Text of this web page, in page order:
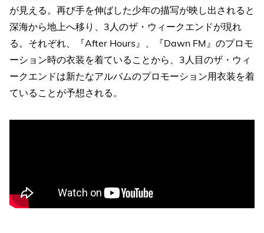
が見える。再び手を伸ばした少年の描写が映し出されると
深海から地上へ移り、3人のザ・ウィークエンドが現れ
る。それぞれ、『After Hours』、『Dawn FM』のプロモ
ーション時の衣装を着ていることから、3人目のザ・ウィ
ークエンドは新たなアルバムのプロモーション用衣装を着
ていることが予想される。